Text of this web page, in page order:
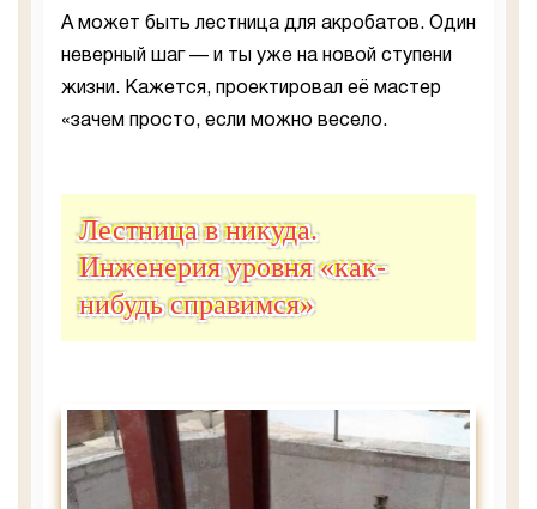
А может быть лестница для акробатов. Один
неверный шаг — и ты уже на новой ступени
жизни. Кажется, проектировал её мастер
«зачем просто, если можно весело.
Лестница в никуда.
Инженерия уровня «как-
нибудь справимся»